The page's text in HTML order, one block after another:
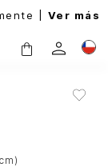
| Ver más